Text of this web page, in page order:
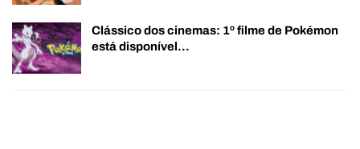
Clássico dos cinemas: 1º filme de Pokémon
está disponível…